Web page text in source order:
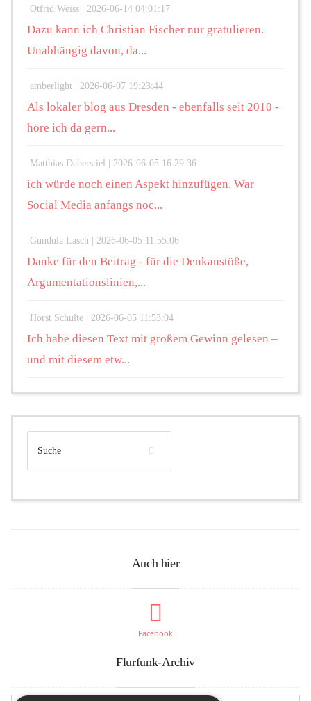
Otfrid Weiss | 2026-06-14 04:01:17
Dazu kann ich Christian Fischer nur gratulieren.
Unabhängig davon, da...
amberlight | 2026-06-07 19:23:44
Als lokaler blog aus Dresden - ebenfalls seit 2010 -
höre ich da gern...
Matthias Daberstiel | 2026-06-05 16:29:36
ich würde noch einen Aspekt hinzufügen. War
Social Media anfangs noc...
Gundula Lasch | 2026-06-05 11:55:06
Danke für den Beitrag - für die Denkanstöße,
Argumentationslinien,...
Horst Schulte | 2026-06-05 11:53:04
Ich habe diesen Text mit großem Gewinn gelesen –
und mit diesem etw...
Auch hier
Facebook
Flurfunk-Archiv